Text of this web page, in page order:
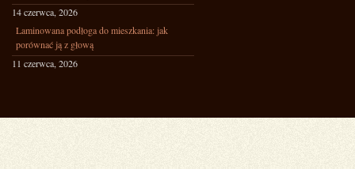
14 czerwca, 2026
Laminowana podłoga do mieszkania: jak
porównać ją z głową
11 czerwca, 2026